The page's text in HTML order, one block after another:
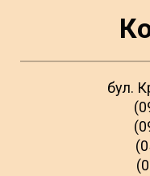
бул.